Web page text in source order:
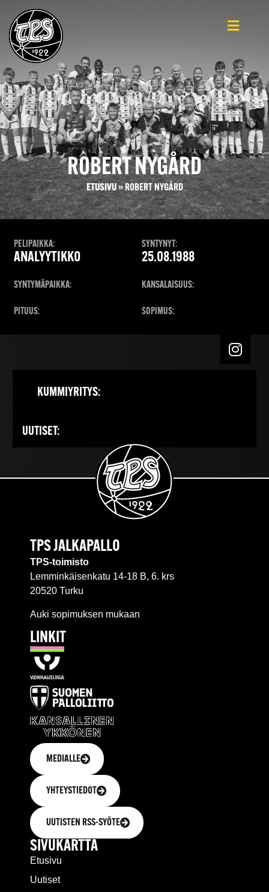
ROBERT NYGÅRD
ETUSIVU»ROBERT NYGÅRD
PELIPAIKKA:
ANALYYTIKKO
SYNTYNYT:
25.08.1988
SYNTYMÄPAIKKA: KANSALAISUUS:
PITUUS: SOPIMUS:
KUMMIYRITYS:
UUTISET:
TPS JALKAPALLO
TPS-toimisto
Lemminkäisenkatu 14-18 B, 6. krs
20520 Turku
Auki sopimuksen mukaan
LINKIT
MEDIALLE
YHTEYSTIEDOT
UUTISTEN RSS-SYÖTE
SIVUKARTTA
Etusivu
Uutiset